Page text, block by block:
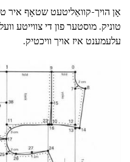
אָן הויך-קוואַליטעט שטאָף איר
טוניק. מוסטער פון די צווייטע
עלעמענט איז אויך וויכטיק.